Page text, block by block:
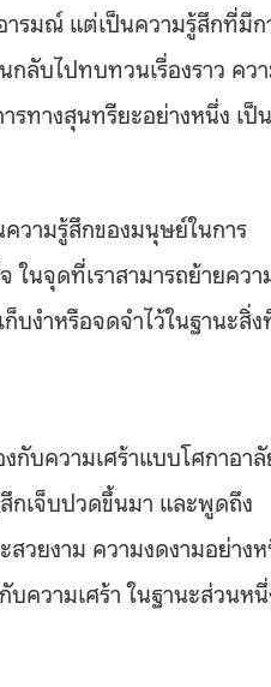
ารมณ์ แต่เป็นความรู้สึกที่มีก
ลับไปทบทวนเรื่องราว คว
รทางสุนทรียะอย่างหนึ่ง เป็น
วามรู้สึกของมนุษย์ในการ
ในจุดที่เราสามารถย้ายควา
บงำหรือจดจำไว้ในฐานะสิ่
กับความเศร้าแบบโศกาอา
กเจ็บปวดขึ้นมา และพูดถึง
วยงาม ความงดงามอย่าง
ความเศร้า ในฐานะส่วนห